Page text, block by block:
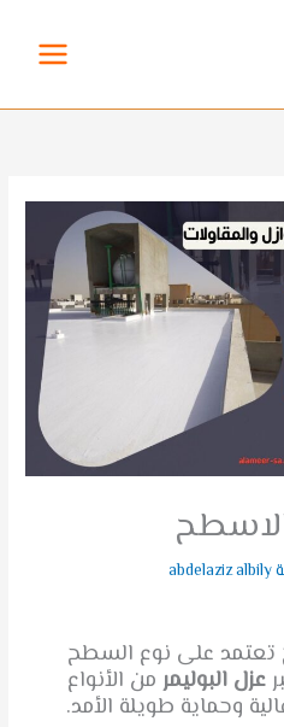
abdelaziz albily
تعتمد على نوع السطح
عزل البوليمر من الأنواع
وحماية طويلة الأمد.